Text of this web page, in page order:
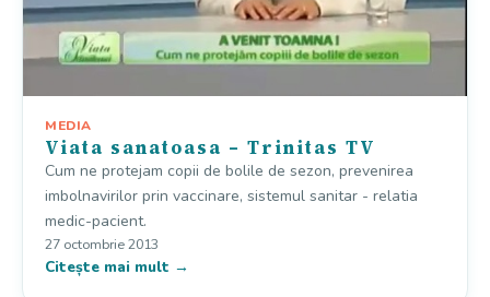
MEDIA
Viata sanatoasa – Trinitas TV
Cum ne protejam copii de bolile de sezon, prevenirea
imbolnavirilor prin vaccinare, sistemul sanitar - relatia
medic-pacient.
27 octombrie 2013
Citește mai mult →